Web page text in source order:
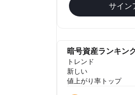
サイン
暗号資産ランキン
トレンド
新しい
値上がり率トップ